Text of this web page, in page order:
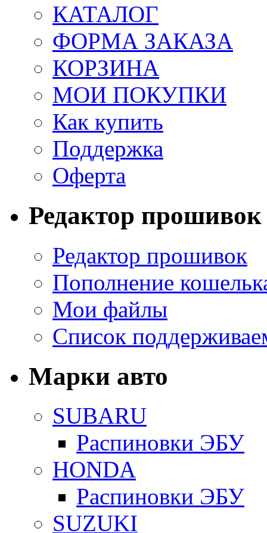
КАТАЛОГ
ФОРМА ЗАКАЗА
КОРЗИНА
МОИ ПОКУПКИ
Как купить
Поддержка
Оферта
Редактор прошивок
Редактор прошивок
Пополнение
Мои файлы
Список
Марки авто
SUBARU
Распиновки ЭБУ
HONDA
Распиновки ЭБУ
SUZUKI